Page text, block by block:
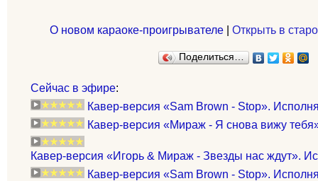
О новом караоке-проигрывателе| Открыть в
Поделиться…
Сейчас в эфире:
Кавер-версия «Sam Brown - Stop».
Кавер-версия «Мираж - Я снова вижу
Кавер-версия «Игорь & Мираж - Звезды нас ждут».
Кавер-версия «Sam Brown - Stop».